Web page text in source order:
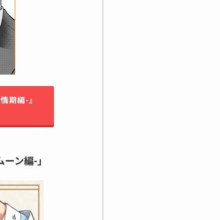
期編-』
ン編-」